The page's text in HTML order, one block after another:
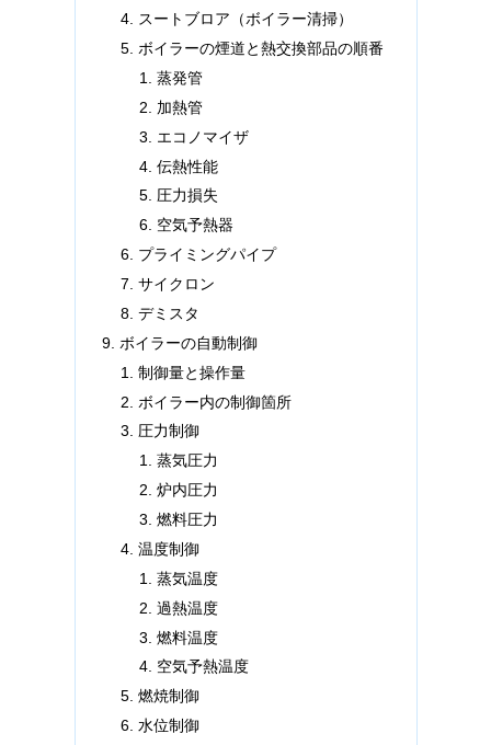
スートブロア（ボイラー清掃）
ボイラーの煙道と熱交換部品の順番
蒸発管
加熱管
エコノマイザ
伝熱性能
圧力損失
空気予熱器
プライミングパイプ
サイクロン
デミスタ
ボイラーの自動制御
制御量と操作量
ボイラー内の制御箇所
圧力制御
蒸気圧力
炉内圧力
燃料圧力
温度制御
蒸気温度
過熱温度
燃料温度
空気予熱温度
燃焼制御
水位制御